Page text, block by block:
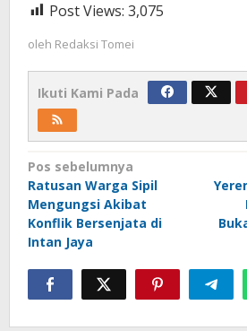
Post Views: 3,075
oleh Redaksi Tomei
Ikuti Kami Pada
Navigasi
pos
Pos sebelumnya
Ratusan Warga Sipil
Mengungsi Akibat
Konflik Bersenjata di
Intan Jaya